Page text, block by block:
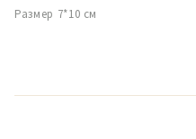
Размер 7*10 см